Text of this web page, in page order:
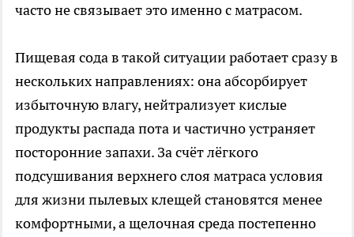
часто не связывает это именно с матрасом.
Пищевая сода в такой ситуации работает сразу в
нескольких направлениях: она абсорбирует
избыточную влагу, нейтрализует кислые
продукты распада пота и частично устраняет
посторонние запахи. За счёт лёгкого
подсушивания верхнего слоя матраса условия
для жизни пылевых клещей становятся менее
комфортными, а щелочная среда постепенно